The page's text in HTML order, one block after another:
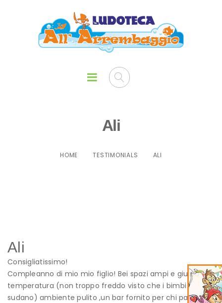
Ali
HOME TESTIMONIALS ALI
Ali
Consigliatissimo!
Compleanno di mio mio figlio! Bei spazi ampi e giusta
temperatura (non troppo freddo visto che i bimbi
sudano) ambiente pulito ,un bar fornito per chi passa il